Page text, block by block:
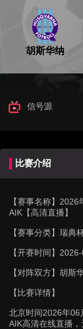
胡斯华纳
信号源
比赛介绍
【赛事名称】 2026
AIK【高清直播】
【赛事分类】 瑞典
【开赛时间】
【对阵双方】 胡斯
【比赛详情】
北京时间2026年06
AIK高清在线直播